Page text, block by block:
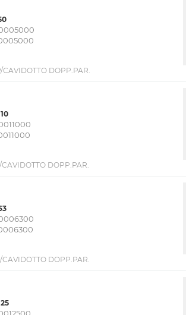
DOPP.PAR.
DOPP.PAR.
DOPP.PAR.